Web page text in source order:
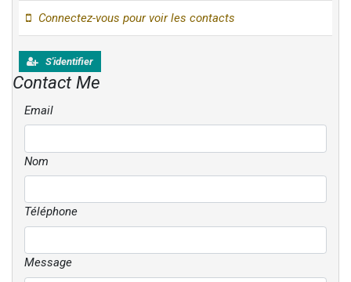
Connectez-vous pour voir les contacts
S'identifier
Contact Me
Email
Nom
Téléphone
Message